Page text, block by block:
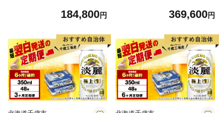
184,800円 369,600円